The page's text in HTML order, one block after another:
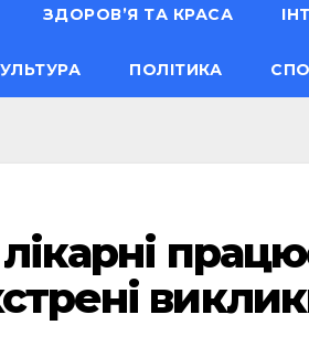
ЗДОРОВ’Я ТА КРАСА
ПОЛІТИКА